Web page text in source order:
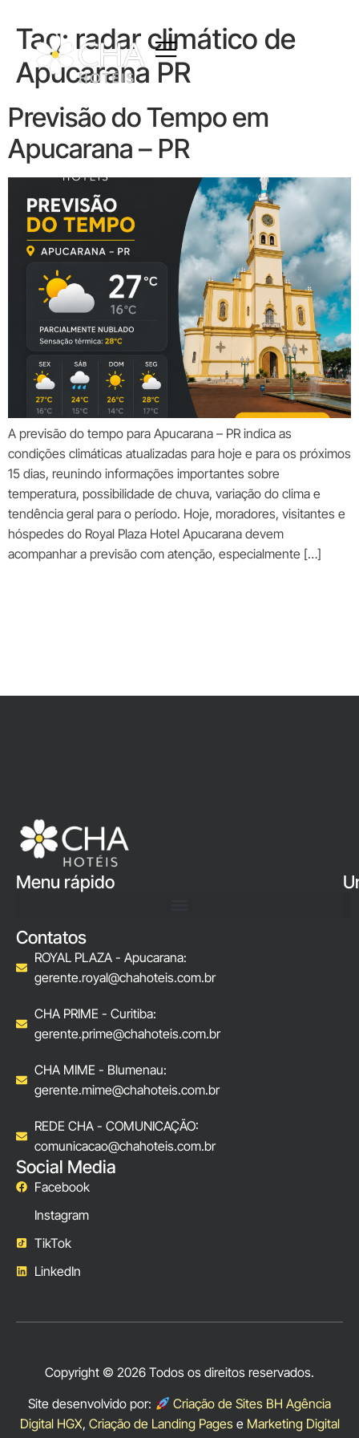
Tag:radar climático de
Apucarana PR
Previsão do Tempo em
Apucarana – PR
A previsão do tempo para Apucarana – PR indica as
condições climáticas atualizadas para hoje e para os próximos
15 dias, reunindo informações importantes sobre
temperatura, possibilidade de chuva, variação do clima e
tendência geral para o período. Hoje, moradores, visitantes e
hóspedes do Royal Plaza Hotel Apucarana devem
acompanhar a previsão com atenção, especialmente […]
Menu rápido
Contatos
ROYAL PLAZA - Apucarana:
gerente.royal@chahoteis.com.br
CHA PRIME - Curitiba:
gerente.prime@chahoteis.com.br
CHA MIME - Blumenau:
gerente.mime@chahoteis.com.br
REDE CHA - COMUNICAÇÃO:
comunicacao@chahoteis.com.br
Social Media
Facebook
Instagram
TikTok
LinkedIn
Copyright © 2026 Todos os direitos reservados.
Site desenvolvido por:
Criação de Sites BH Agência
Digital HGX, Criação de Landing Pagese Marketing Digital